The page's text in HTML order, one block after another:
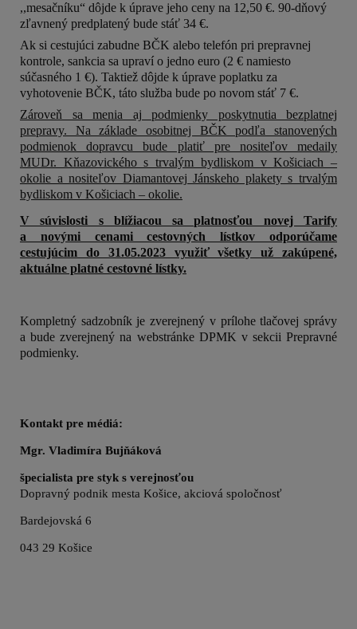
,,mesačníku“ dôjde k úprave jeho ceny na 12,50 €. 90-dňový
zľavnený predplatený bude stáť 34 €.
Ak si cestujúci zabudne BČK alebo telefón pri prepravnej
kontrole, sankcia sa upraví o jedno euro (2 € namiesto
súčasného 1 €). Taktiež dôjde k úprave poplatku za
vyhotovenie BČK, táto služba bude po novom stáť 7 €.
Zároveň sa menia aj podmienky poskytnutia bezplatnej
prepravy. Na základe osobitnej BČK podľa stanovených
podmienok dopravcu bude platiť pre nositeľov medaily
MUDr. Kňazovického s trvalým bydliskom v Košiciach –
okolie a nositeľov Diamantovej Jánskeho plakety s trvalým
bydliskom v Košiciach – okolie.
V súvislosti s blížiacou sa platnosťou novej Tarify
a novými cenami cestovných lístkov odporúčame
cestujúcim do 31.05.2023 využiť všetky už zakúpené,
aktuálne platné cestovné lístky.
Kompletný sadzobník je zverejnený v prílohe tlačovej správy
a bude zverejnený na webstránke DPMK v sekcii Prepravné
podmienky.
Kontakt pre médiá:
Mgr. Vladimíra Bujňáková
špecialista pre styk s verejnosťou
Dopravný podnik mesta Košice, akciová spoločnosť
Bardejovská 6
043 29 Košice